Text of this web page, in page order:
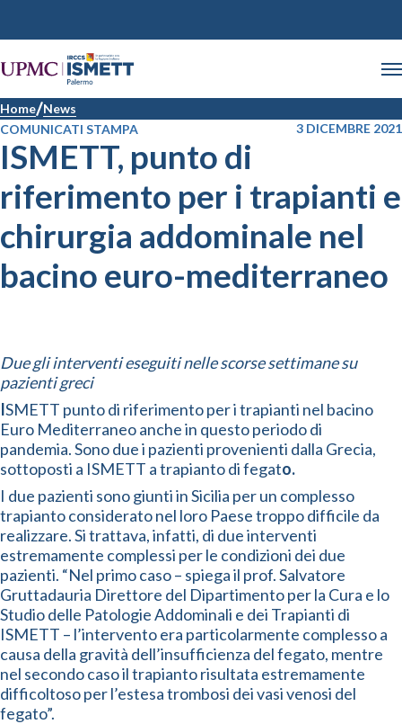
Home News
COMUNICATI STAMPA
3 DICEMBRE 2021
ISMETT, punto di
riferimento per i trapianti e
chirurgia addominale nel
bacino euro-mediterraneo
Due gli interventi eseguiti nelle scorse settimane su
pazienti greci
ISMETT punto di riferimento per i trapianti nel bacino
Euro Mediterraneo anche in questo periodo di
pandemia. Sono due i pazienti provenienti dalla Grecia,
sottoposti a ISMETT a trapianto di fegato.
I due pazienti sono giunti in Sicilia per un complesso
trapianto considerato nel loro Paese troppo difficile da
realizzare. Si trattava, infatti, di due interventi
estremamente complessi per le condizioni dei due
pazienti. “Nel primo caso – spiega il prof. Salvatore
Gruttadauria Direttore del Dipartimento per la Cura e lo
Studio delle Patologie Addominali e dei Trapianti di
ISMETT – l’intervento era particolarmente complesso a
causa della gravità dell’insufficienza del fegato, mentre
nel secondo caso il trapianto risultata estremamente
difficoltoso per l’estesa trombosi dei vasi venosi del
fegato”.